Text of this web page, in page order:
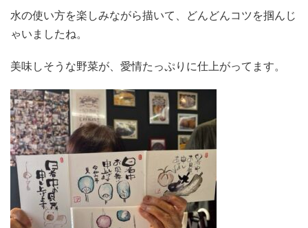
水の使い方を楽しみながら描いて、どんどんコツを掴んじ
ゃいましたね。
美味しそうな野菜が、愛情たっぷりに仕上がってます。